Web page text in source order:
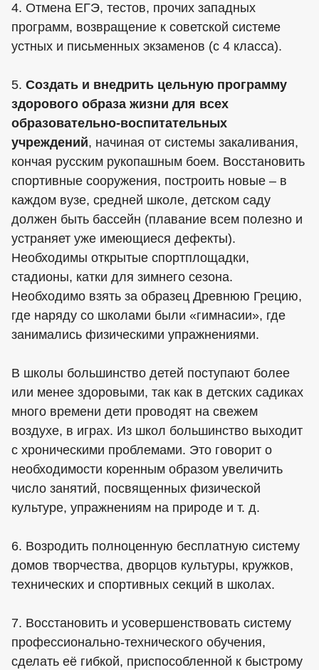
4. Отмена ЕГЭ, тестов, прочих западных
программ, возвращение к советской системе
устных и письменных экзаменов (с 4 класса).
5. Создать и внедрить цельную программу
здорового образа жизни для всех
образовательно-воспитательных
учреждений, начиная от системы закаливания,
кончая русским рукопашным боем. Восстановить
спортивные сооружения, построить новые – в
каждом вузе, средней школе, детском саду
должен быть бассейн (плавание всем полезно и
устраняет уже имеющиеся дефекты).
Необходимы открытые спортплощадки,
стадионы, катки для зимнего сезона.
Необходимо взять за образец Древнюю Грецию,
где наряду со школами были «гимнасии», где
занимались физическими упражнениями.
В школы большинство детей поступают более
или менее здоровыми, так как в детских садиках
много времени дети проводят на свежем
воздухе, в играх. Из школ большинство выходит
с хроническими проблемами. Это говорит о
необходимости коренным образом увеличить
число занятий, посвященных физической
культуре, упражнениям на природе и т. д.
6. Возродить полноценную бесплатную систему
домов творчества, дворцов культуры, кружков,
технических и спортивных секций в школах.
7. Восстановить и усовершенствовать систему
профессионально-технического обучения,
сделать её гибкой, приспособленной к быстрому